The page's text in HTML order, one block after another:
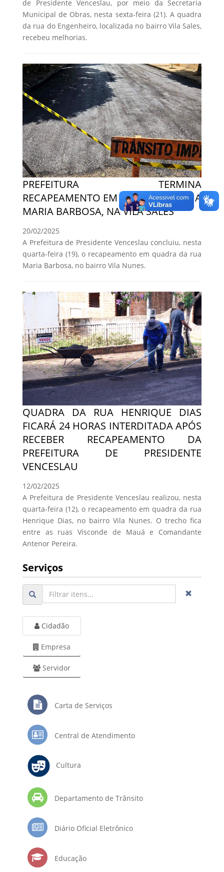
de Presidente Venceslau, por meio da Secretaria
Municipal de Obras, nesta sexta-feira (21). A quadra
da rua do Engenheiro, localizada no bairro Vila Sales,
recebeu melhorias.
PREFEITURA TERMINA
RECAPEAMENTO EM QUADRA DA RUA
MARIA BARBOSA, NA VILA SALES
20/02/2025
A Prefeitura de Presidente Venceslau concluiu, nesta
quarta-feira (19), o recapeamento em quadra da rua
Maria Barbosa, no bairro Vila Nunes.
QUADRA DA RUA HENRIQUE DIAS
FICARÁ 24 HORAS INTERDITADA APÓS
RECEBER RECAPEAMENTO DA
PREFEITURA DE PRESIDENTE
VENCESLAU
12/02/2025
A Prefeitura de Presidente Venceslau realizou, nesta
quarta-feira (12), o recapeamento em quadra da rua
Henrique Dias, no bairro Vila Nunes. O trecho fica
entre as ruas Visconde de Mauá e Comandante
Antenor Pereira.
Serviços
Cidadão
Empresa
Servidor
Carta de Serviços
Central de Atendimento
Cultura
Departamento de Trânsito
Diário Oficial Eletrônico
Educação